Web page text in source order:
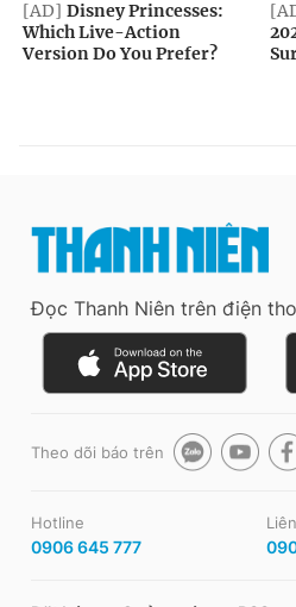
Đọc Thanh Niên trên điện
Theo dõi báo trên
Hotline
0906 645 777